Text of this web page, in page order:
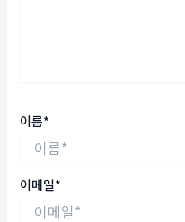
이름*
이메일*